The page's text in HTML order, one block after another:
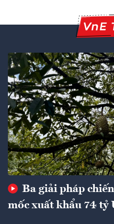
Ba giải pháp
mốc xuất khẩu 74 tỷ